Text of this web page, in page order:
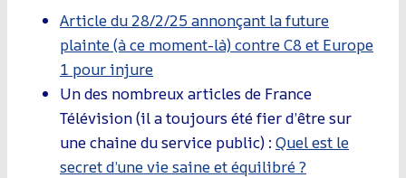
Article du 28/2/25 annonçant la future
plainte (à ce moment-là) contre C8 et Europe
1 pour injure
Un des nombreux articles de France
Télévision (il a toujours été fier d’être sur
une chaine du service public) : Quel est le
secret d’une vie saine et équilibré ?